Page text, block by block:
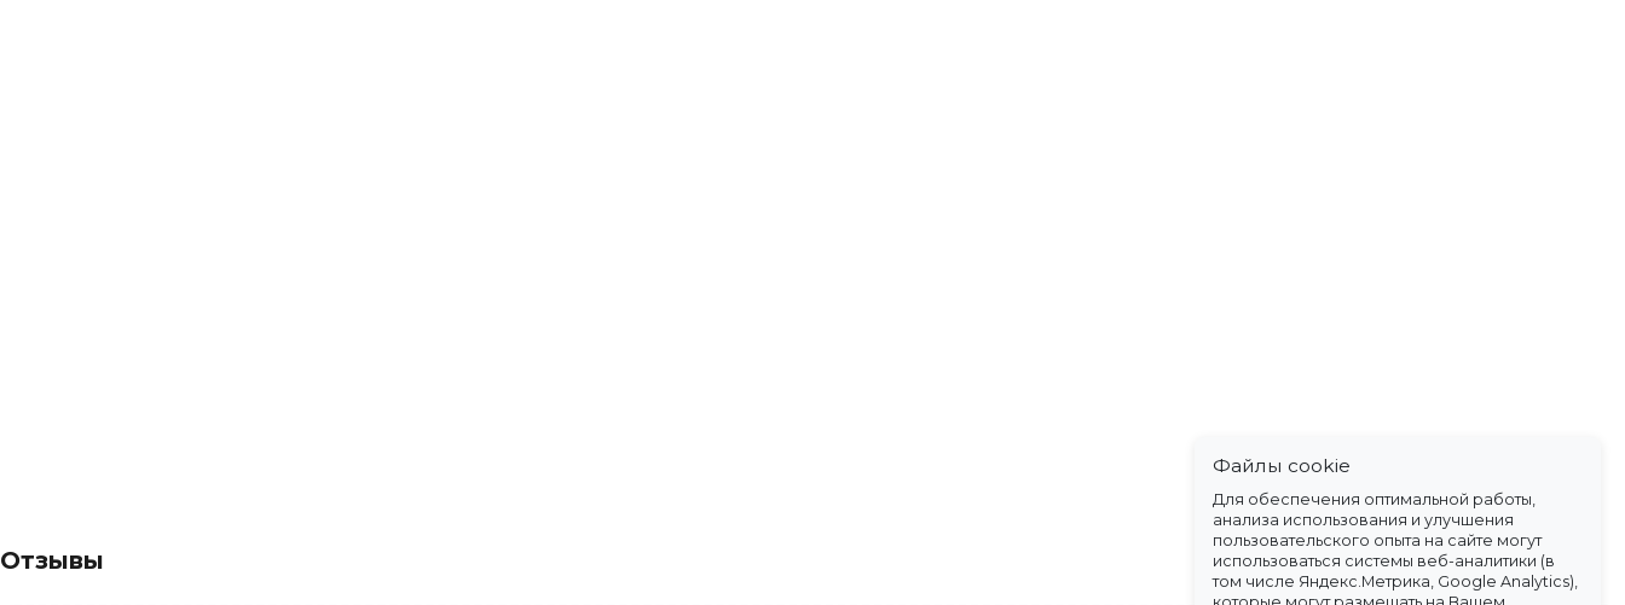
Отзывы
Файлы cookie
Для обеспечения оптимальной работы,
анализа использования и улучшения
пользовательского опыта на сайте могут
использоваться системы веб-аналитики (в
том числе Яндекс.Метрика, Google Analytics),